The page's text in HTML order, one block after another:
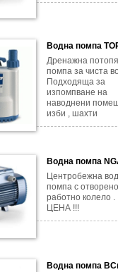
Водна помпа
Дренажна
помпа за чиста
Подходяща за
изпомпване на
наводнени
изби , шахти
Водна помпа
Центробежна
помпа с отворено
работно колело
ЦЕНА !!!
Водна помпа